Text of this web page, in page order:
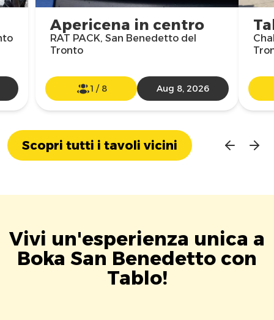
Apericena in centro
RAT PACK, San Benedetto del
Tronto
1 / 8 Aug 8, 2026
Scopri tutti i tavoli vicini
Vivi un'esperienza unica a
Boka San Benedetto con
Tablo!